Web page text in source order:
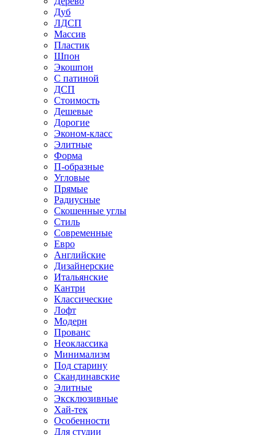
Дуб
ЛДСП
Массив
Пластик
Шпон
Экошпон
С патиной
ДСП
Стоимость
Дешевые
Дорогие
Эконом-класс
Элитные
Форма
П-образные
Угловые
Прямые
Радиусные
Скошенные углы
Стиль
Современные
Евро
Английские
Дизайнерские
Итальянские
Кантри
Классические
Лофт
Модерн
Прованс
Неоклассика
Минимализм
Под старину
Скандинавские
Элитные
Эксклюзивные
Хай-тек
Особенности
Для студии